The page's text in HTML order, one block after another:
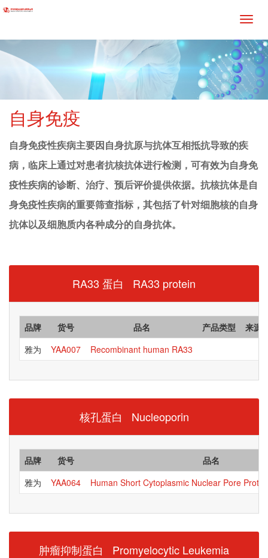
自身免疫
自身免疫性疾病主要因自身抗原与抗体互相抵抗导致的疾
病，临床上通过对患者抗核抗体进行检测，可有效为自身免
疫性疾病的诊断、治疗、预后评价提供依据。抗核抗体是自
身免疫性疾病的重要筛查指标，其包括了针对细胞核的自身
抗体以及细胞质内各种成分的自身抗体。
RA33 蛋白 RA33 protein
品牌 货号 品名 产品类型
来源
雅为
YAA007 Recombinant human RA33
核孔蛋白 Nucleoporin
品牌 货号
品名
雅为
YAA064 Human Short Cytoplasmic Nuclear Pore
肿瘤抑制蛋白 Promyelocytic Leukemia